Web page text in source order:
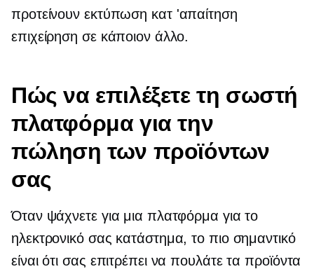
προτείνουν εκτύπωση κατ 'απαίτηση
επιχείρηση σε κάποιον άλλο.
Πώς να επιλέξετε τη σωστή
πλατφόρμα για την
πώληση των προϊόντων
σας
Όταν ψάχνετε για μια πλατφόρμα για το
ηλεκτρονικό σας κατάστημα, το πιο σημαντικό
είναι ότι σας επιτρέπει να πουλάτε τα προϊόντα